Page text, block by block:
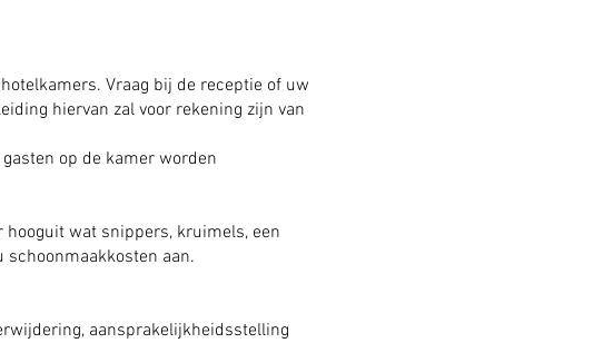
Vraag bij de receptie of uw
hiervan zal voor rekening zijn van
op de kamer worden
wat snippers, kruimels, een
aan.
aansprakelijkheidsstelling